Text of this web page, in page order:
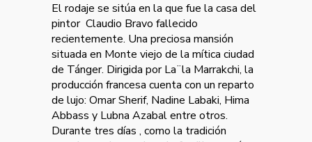
El rodaje se sitúa en la que fue la casa del
pintor Claudio Bravo fallecido
recientemente. Una preciosa mansión
situada en Monte viejo de la mítica ciudad
de Tánger. Dirigida por La¨la Marrakchi, la
producción francesa cuenta con un reparto
de lujo: Omar Sherif, Nadine Labaki, Hima
Abbass y Lubna Azabal entre otros.
Durante tres días , como la tradición